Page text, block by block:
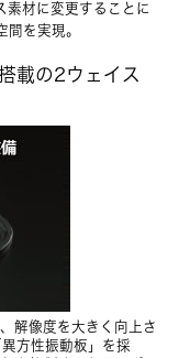
素材に変更することに
を実現。
載の2ウェイス
解像度を大きく向上さ
方性振動板」を採